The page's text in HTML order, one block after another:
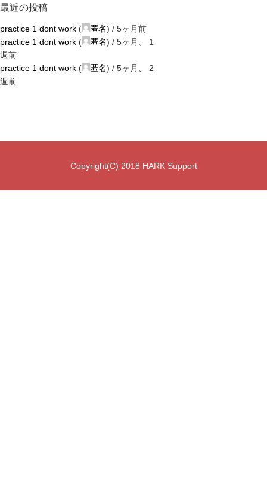
最近の投稿
practice 1 dont work ( 匿名) / 5ヶ月前
practice 1 dont work ( 匿名) / 5ヶ月、 1
週前
practice 1 dont work ( 匿名) / 5ヶ月、 2
週前
Copyright(C) 2018 HARK Support